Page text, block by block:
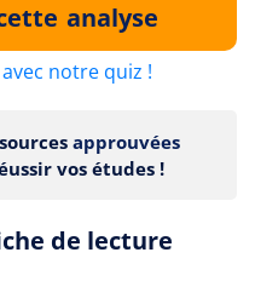
analyse
notre quiz !
approuvées
vos études !
de lecture